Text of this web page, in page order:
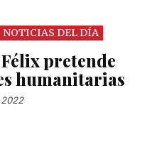
NOTICIAS DEL DÍA
pretende
humanitarias